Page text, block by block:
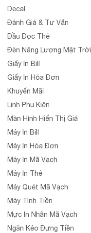
Decal
Đánh Giá & Tư Vấn
Đầu Đọc Thẻ
Đèn Năng Lượng Mặt Trời
Giấy In Bill
Giấy In Hóa Đơn
Khuyến Mãi
Linh Phụ Kiện
Màn Hình Hiển Thị Giá
Máy In Bill
Máy In Hóa Đơn
Máy In Mã Vạch
Máy In Thẻ
Máy Quét Mã Vạch
Máy Tính Tiền
Mực In Nhãn Mã Vạch
Ngăn Kéo Đựng Tiền